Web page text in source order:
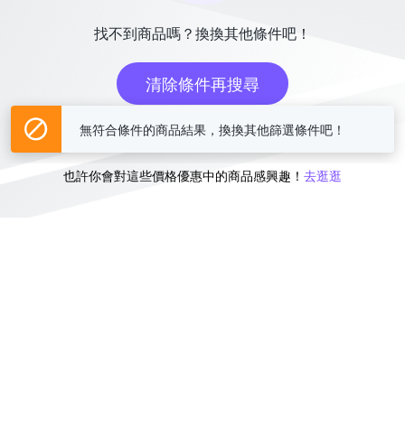
找不到商品嗎？換換其他條件吧！
清除條件再搜尋
或
也許你會對這些價格優惠中的商品感興趣！ 去逛逛
無符合條件的商品結果，換換其他篩選條件吧！